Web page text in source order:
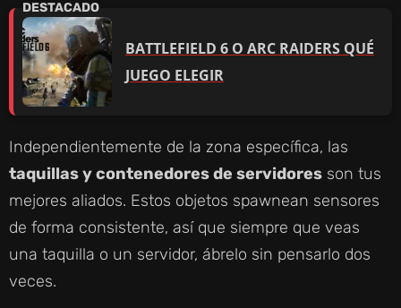
BATTLEFIELD 6 O ARC RAIDERS QUÉ
JUEGO ELEGIR
Independientemente de la zona específica, las
taquillas y contenedores de servidores son tus
mejores aliados. Estos objetos spawnean sensores
de forma consistente, así que siempre que veas
una taquilla o un servidor, ábrelo sin pensarlo dos
veces.